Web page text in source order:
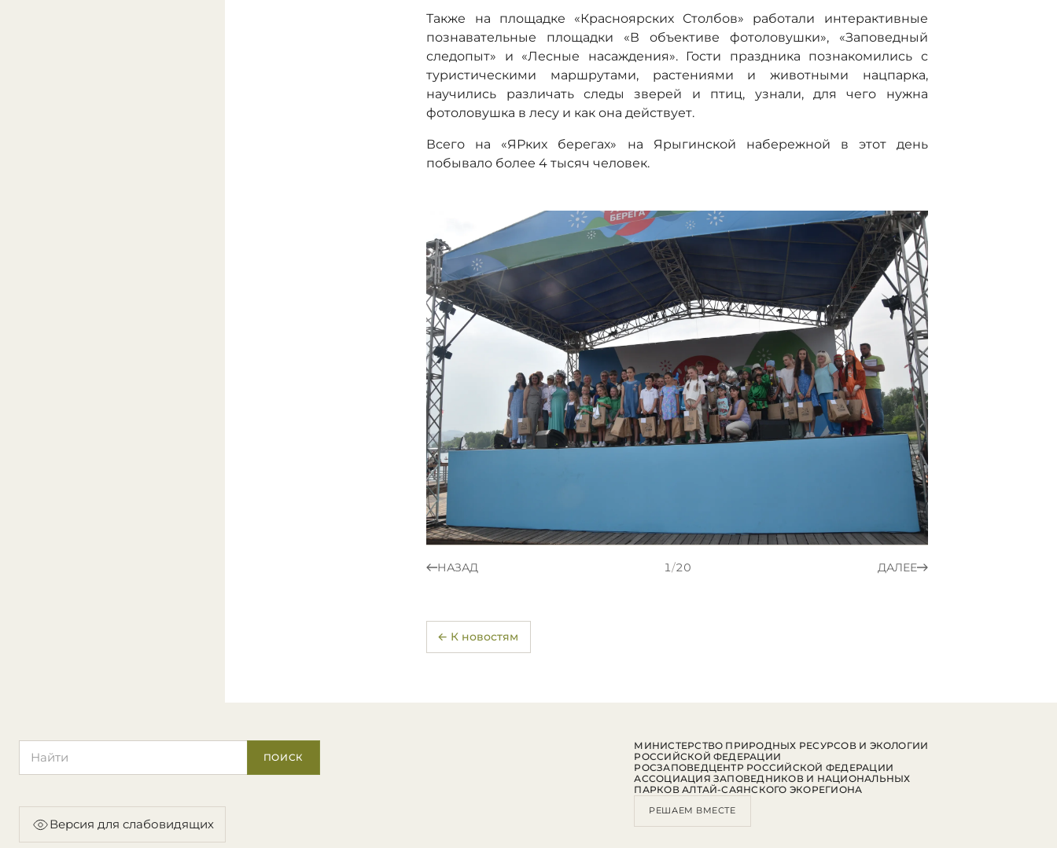
Также на площадке «Красноярских Столбов» работали интерактивные
познавательные площадки «В объективе фотоловушки», «Заповедный
следопыт» и «Лесные насаждения». Гости праздника познакомились с
туристическими маршрутами, растениями и животными нацпарка,
научились различать следы зверей и птиц, узнали, для чего нужна
фотоловушка в лесу и как она действует.
Всего на «ЯРких берегах» на Ярыгинской набережной в этот день
побывало более 4 тысяч человек.
НАЗАД 1/20 ДАЛЕЕ
← К новостям
ПОИСК
Версия для слабовидящих
МИНИСТЕРСТВО ПРИРОДНЫХ РЕСУРСОВ И ЭКОЛОГИИ
РОССИЙСКОЙ ФЕДЕРАЦИИ
РОСЗАПОВЕДЦЕНТР РОССИЙСКОЙ ФЕДЕРАЦИИ
АССОЦИАЦИЯ ЗАПОВЕДНИКОВ И НАЦИОНАЛЬНЫХ
ПАРКОВ АЛТАЙ-САЯНСКОГО ЭКОРЕГИОНА
РЕШАЕМ ВМЕСТЕ